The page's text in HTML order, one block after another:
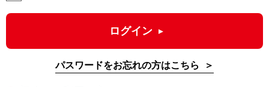
ログイン
パスワードをお忘れの方はこちら